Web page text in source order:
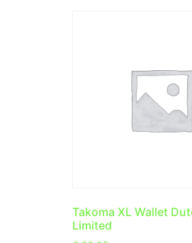
Takoma XL Wallet
Limited